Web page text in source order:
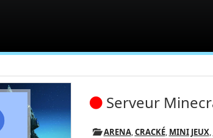
Serveur
ARENA,CRACKÉ, MINI JEUX,